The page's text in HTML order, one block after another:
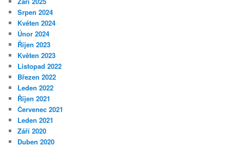
Srpen 2024
Květen 2024
Únor 2024
Říjen 2023
Květen 2023
Listopad 2022
Březen 2022
Leden 2022
Říjen 2021
Červenec 2021
Leden 2021
Září 2020
Duben 2020